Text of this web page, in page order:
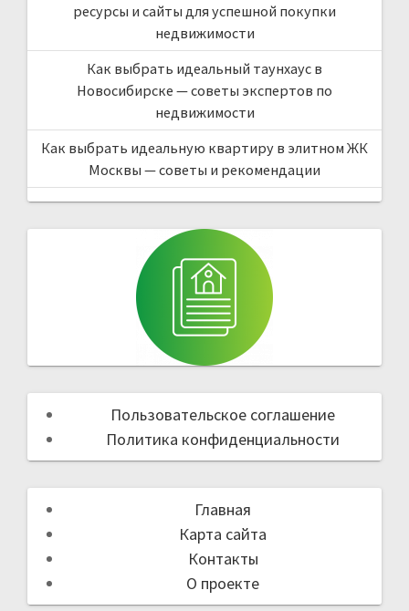
ресурсы и сайты для успешной покупки
недвижимости
Как выбрать идеальный таунхаус в
Новосибирске — советы экспертов по
недвижимости
Как выбрать идеальную квартиру в элитном ЖК
Москвы — советы и рекомендации
Пользовательское соглашение
Политика конфиденциальности
Главная
Карта сайта
Контакты
О проекте